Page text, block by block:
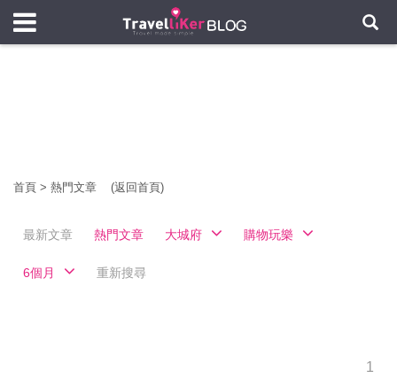
首頁 > 熱門文章 (返回首頁)
最新文章 熱門文章 大城府 購物玩樂
6個月 重新搜尋
1